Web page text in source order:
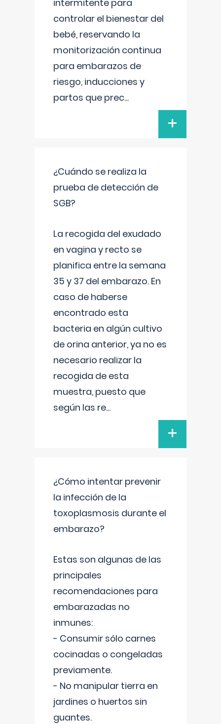
intermitente para
controlar el bienestar del
bebé, reservando la
monitorización continua
para embarazos de
riesgo, inducciones y
partos que prec...
+
¿Cuándo se realiza la
prueba de detección de
SGB?
La recogida del exudado
en vagina y recto se
planifica entre la semana
35 y 37 del embarazo. En
caso de haberse
encontrado esta
bacteria en algún cultivo
de orina anterior, ya no es
necesario realizar la
recogida de esta
muestra, puesto que
según las re...
+
¿Cómo intentar prevenir
la infección de la
toxoplasmosis durante el
embarazo?
Estas son algunas de las
principales
recomendaciones para
embarazadas no
inmunes:
- Consumir sólo carnes
cocinadas o congeladas
previamente.
- No manipular tierra en
jardines o huertos sin
guantes.